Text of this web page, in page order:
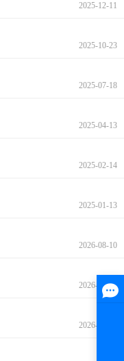
2025-12-11
2025-10-23
2025-07-18
2025-04-13
2025-02-14
2025-01-13
2026-08-10
2026-08-10
2026-08-10